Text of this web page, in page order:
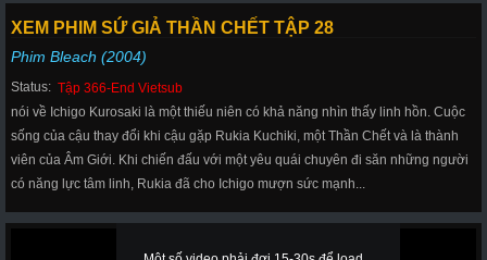
XEM PHIM SỨ GIẢ THẦN CHẾT TẬP 28
Phim Bleach (2004)
Status: Tập 366-End Vietsub
nói về Ichigo Kurosaki là một thiếu niên có khả năng nhìn thấy linh hồn. Cuộc
sống của cậu thay đổi khi cậu gặp Rukia Kuchiki, một Thần Chết và là thành
viên của Âm Giới. Khi chiến đấu với một yêu quái chuyên đi săn những người
có năng lực tâm linh, Rukia đã cho Ichigo mượn sức mạnh...